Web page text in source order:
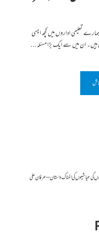
تعلیمی اداروں میں کچھ ایسی
ہیں۔ ان میں سے ایک بڑا مسئلہ...
کی عیاشیوں کی المناک داستان – عرفان علی